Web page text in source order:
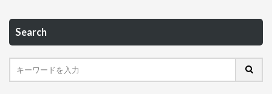
Search